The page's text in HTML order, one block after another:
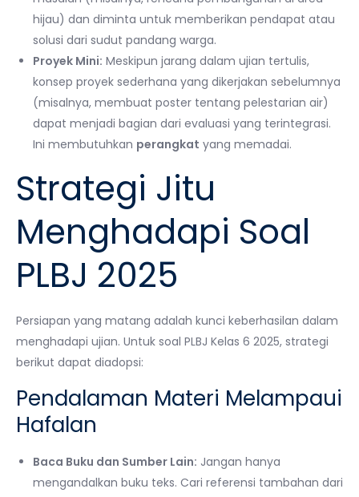
hijau) dan diminta untuk memberikan pendapat atau
solusi dari sudut pandang warga.
Proyek Mini: Meskipun jarang dalam ujian tertulis,
konsep proyek sederhana yang dikerjakan sebelumnya
(misalnya, membuat poster tentang pelestarian air)
dapat menjadi bagian dari evaluasi yang terintegrasi.
Ini membutuhkan perangkat yang memadai.
Strategi Jitu
Menghadapi Soal
PLBJ 2025
Persiapan yang matang adalah kunci keberhasilan dalam
menghadapi ujian. Untuk soal PLBJ Kelas 6 2025, strategi
berikut dapat diadopsi:
Pendalaman Materi Melampaui
Hafalan
Baca Buku dan Sumber Lain: Jangan hanya
mengandalkan buku teks. Cari referensi tambahan dari